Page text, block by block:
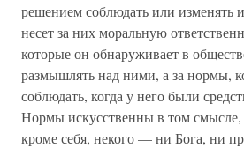
решением соблюдать или изменять
несет за них моральную
которые он обнаруживает в
размышлять над ними, а за нормы,
соблюдать, когда у него были
Нормы искусственны в том смысле,
кроме себя, некого — ни Бога, ни